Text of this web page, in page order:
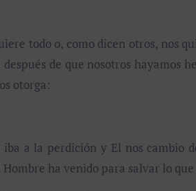
todo o, como dicen otros, nos
de que nosotros hayamos
otorga:
iba a la perdición y El nos cambio
ha venido para salvar lo que